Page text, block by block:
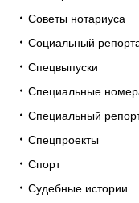
Советы нотариуса
Социальный
Спецвыпуски
Специальные
Специальный
Спецпроекты
Спорт
Судебные истории